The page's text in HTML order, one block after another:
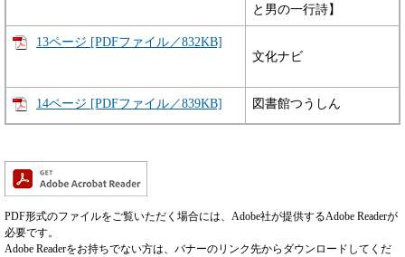
と男の一行詩】
13ページ [PDFファイル／832KB]
文化ナビ
14ページ [PDFファイル／839KB] 図書館つうしん
PDF形式のファイルをご覧いただく場合には、Adobe社が提供するAdobe Readerが
必要です。
Adobe Readerをお持ちでない方は、バナーのリンク先からダウンロードしてくだ